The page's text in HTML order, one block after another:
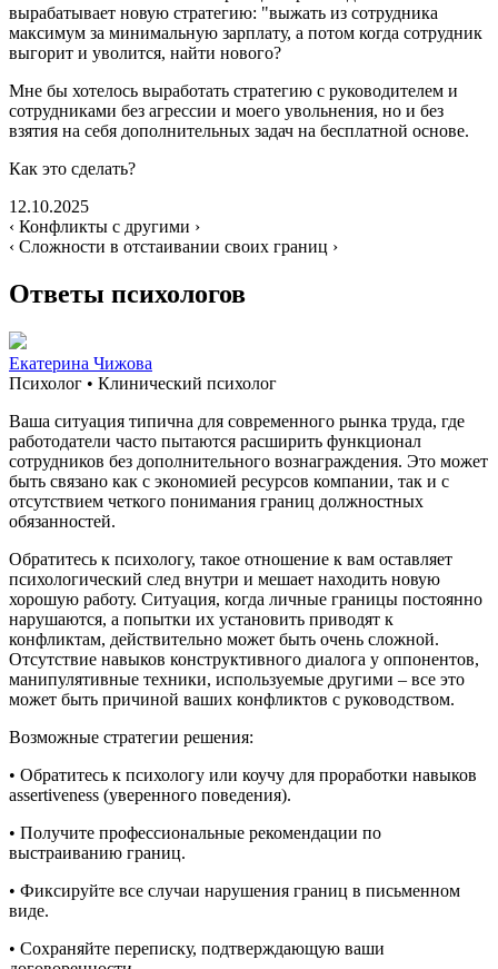
вырабатывает новую стратегию: "выжать из сотрудника
максимум за минимальную зарплату, а потом когда сотрудник
выгорит и уволится, найти нового?
Мне бы хотелось выработать стратегию с руководителем и
сотрудниками без агрессии и моего увольнения, но и без
взятия на себя дополнительных задач на бесплатной основе.
Как это сделать?
12.10.2025
‹ Конфликты с другими ›
‹ Сложности в отстаивании своих границ ›
Ответы психологов
Екатерина Чижова
Психолог • Клинический психолог
Ваша ситуация типична для современного рынка труда, где
работодатели часто пытаются расширить функционал
сотрудников без дополнительного вознаграждения. Это может
быть связано как с экономией ресурсов компании, так и с
отсутствием четкого понимания границ должностных
обязанностей.
Обратитесь к психологу, такое отношение к вам оставляет
психологический след внутри и мешает находить новую
хорошую работу. Ситуация, когда личные границы постоянно
нарушаются, а попытки их установить приводят к
конфликтам, действительно может быть очень сложной.
Отсутствие навыков конструктивного диалога у оппонентов,
манипулятивные техники, используемые другими – все это
может быть причиной ваших конфликтов с руководством.
Возможные стратегии решения:
• Обратитесь к психологу или коучу для проработки навыков
assertiveness (уверенного поведения).
• Получите профессиональные рекомендации по
выстраиванию границ.
• Фиксируйте все случаи нарушения границ в письменном
виде.
• Сохраняйте переписку, подтверждающую ваши